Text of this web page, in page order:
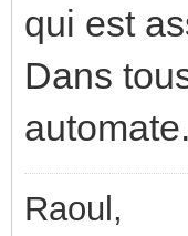
qui est
Dans
Raoul,